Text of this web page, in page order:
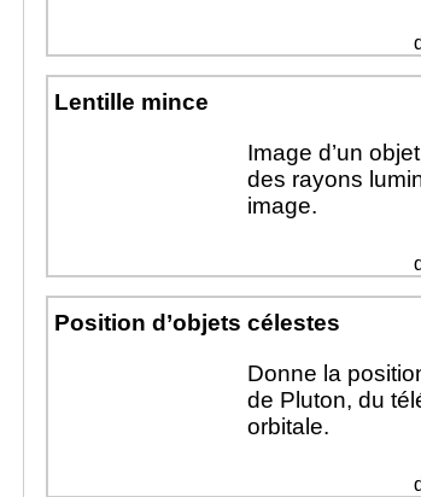
Lentille mince
Image d’un
des rayons
image.
Position d’objets célestes
Donne la
de Pluton, du
orbitale.